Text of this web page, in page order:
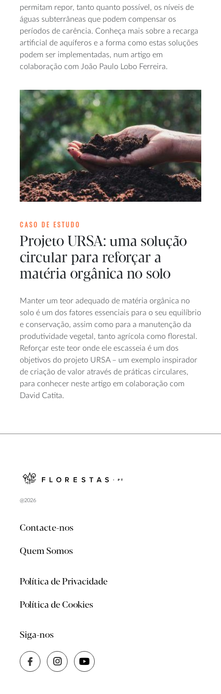
permitam repor, tanto quanto possível, os níveis de
águas subterrâneas que podem compensar os
períodos de carência. Conheça mais sobre a recarga
artificial de aquíferos e a forma como estas soluções
podem ser implementadas, num artigo em
colaboração com João Paulo Lobo Ferreira.
CASO DE ESTUDO
Projeto URSA: uma solução
circular para reforçar a
matéria orgânica no solo
Manter um teor adequado de matéria orgânica no
solo é um dos fatores essenciais para o seu equilíbrio
e conservação, assim como para a manutenção da
produtividade vegetal, tanto agrícola como florestal.
Reforçar este teor onde ele escasseia é um dos
objetivos do projeto URSA – um exemplo inspirador
de criação de valor através de práticas circulares,
para conhecer neste artigo em colaboração com
David Catita.
@2026
Contacte-nos
Quem Somos
Política de Privacidade
Política de Cookies
Siga-nos